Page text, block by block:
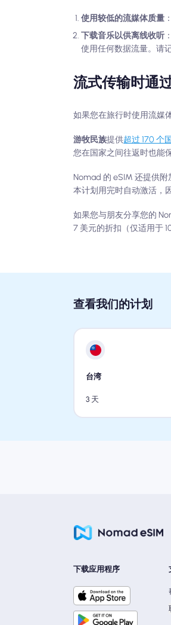
使用较低的流媒体质量
下载音乐以供离线收听
使用任何数据流量。请
流式传输时通
如果您在旅行时使用流媒
游牧民族提供超过 170 个
您在国家之间往返时也能
Nomad 的 eSIM 还提供
本计划用完时自动激活，
如果您与朋友分享您的
7 美元的折扣（仅适用于
查看我们的计划
台湾
3 天
下载应用程序